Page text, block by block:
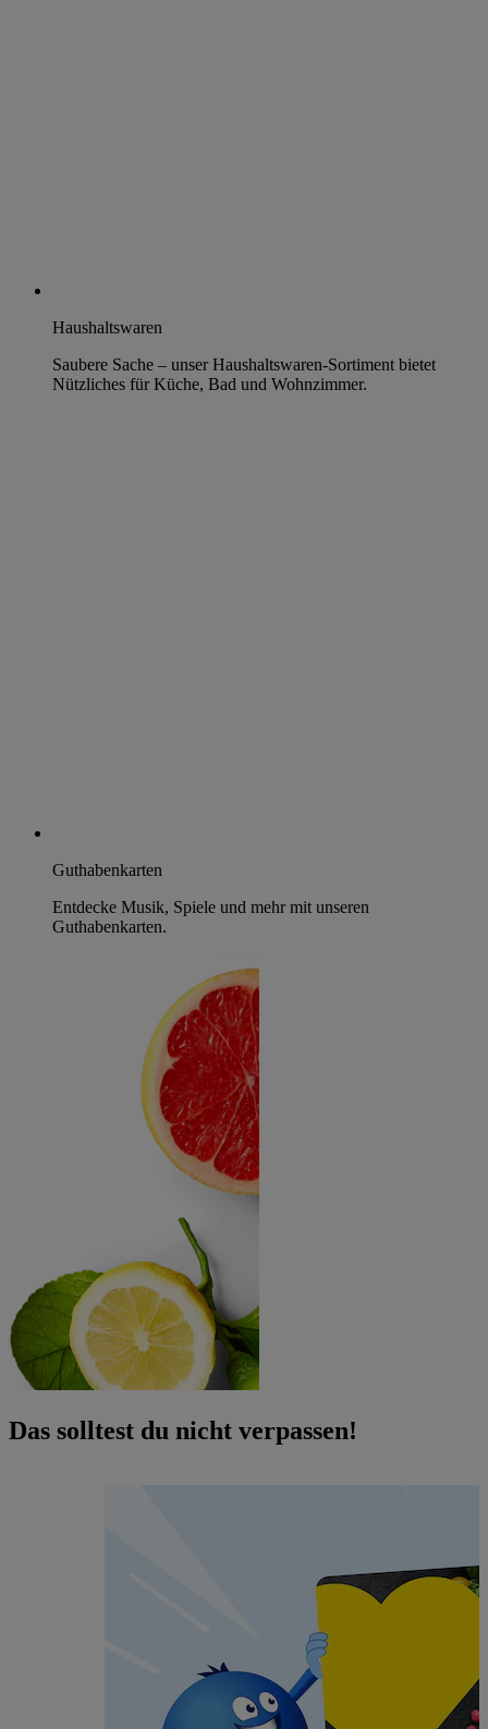
Haushaltswaren
Saubere Sache – unser Haushaltswaren-Sortiment bietet
Nützliches für Küche, Bad und Wohnzimmer.
Guthabenkarten
Entdecke Musik, Spiele und mehr mit unseren
Guthabenkarten.
Das solltest du nicht verpassen!